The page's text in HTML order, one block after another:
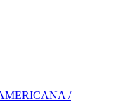
/